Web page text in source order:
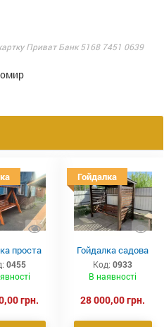
Приват Банк 5168 7451 0639
проста
0455
грн.
Гойдалка
Гойдалка садова
Код: 0933
В наявності
28 000,00 грн.